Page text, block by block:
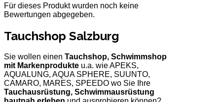
Für dieses Produkt wurden noch keine
Bewertungen abgegeben.
Tauchshop Salzburg
Sie wollen einen Tauchshop, Schwimmshop
mit Markenprodukte u.a. wie APEKS,
AQUALUNG, AQUA SPHERE, SUUNTO,
CAMARO, MARES, SPEEDO wo Sie Ihre
Tauchausrüstung, Schwimmausrüstung